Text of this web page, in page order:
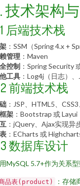
技术架构
后端技术栈
：SSM（Spring 4.x +
管理 ：Maven
控制 ：Spring Security
工具 ：Log4j（日志）
前端技术栈
：JSP、HTML5、
架 ：Bootstrap 或
：jQuery、Ajax实现异
：ECharts 或
数据库设计
MySQL 5.7+作为关系
品表(product) ：存储